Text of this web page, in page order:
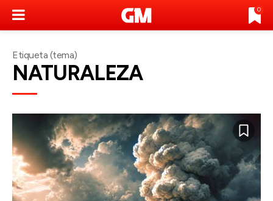
0
Etiqueta (tema)
NATURALEZA